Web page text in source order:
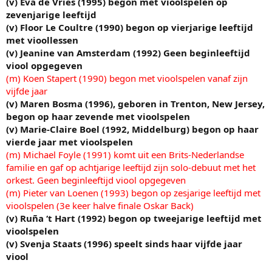
zevenjarige leeftijd
(v) Floor Le Coultre (1990) begon op vierjarige leeftijd
met vioollessen
(v) Jeanine van Amsterdam (1992) Geen beginleeftijd
viool opgegeven
(m) Koen Stapert (1990) begon met vioolspelen vanaf zijn
vijfde jaar
(v) Maren Bosma (1996), geboren in Trenton, New Jersey,
begon op haar zevende met vioolspelen
(v) Marie-Claire Boel (1992, Middelburg) begon op haar
vierde jaar met vioolspelen
(m) Michael Foyle (1991) komt uit een Brits-Nederlandse
familie en gaf op achtjarige leeftijd zijn solo-debuut met het
orkest. Geen beginleeftijd viool opgegeven
(m) Pieter van Loenen (1993) begon op zesjarige leeftijd met
vioolspelen (3e keer halve finale Oskar Back)
(v) Ruña ‘t Hart (1992) begon op tweejarige leeftijd met
vioolspelen
(v) Svenja Staats (1996) speelt sinds haar vijfde jaar
viool